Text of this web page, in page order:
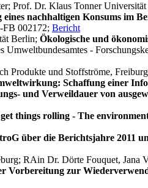
Prof. Dr. Klaus Tonner
eines nachhaltigen Konsums im
FB 002172; Bericht
Berlin; Ökologische und
Umweltbundesamtes -
Produkte und Stoffströme,
Schaffung einer
und Verweildauer von
things rolling - The
über die Berichtsjahre 2011
RAin Dr. Dörte Fouquet, Jana
Vorbereitung zur